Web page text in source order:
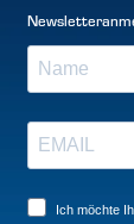
Ich möchte